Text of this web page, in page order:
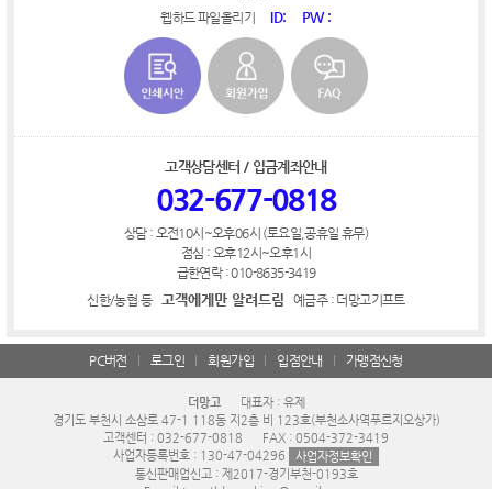
웹하드 파일올리기 ID: PW :
고객상담센터 / 입금계좌안내
032-677-0818
상담 : 오전10시~오후06시 (토요일,공휴일 휴무)
점심 : 오후12시~오후1시
급한연락 : 010-8635-3419
신한/농협 등
고객에게만 알려드림 예금주 : 더망고기프트
PC버전 로그인 회원가입 입점안내 가맹점신청
더망고
대표자 : 유제
경기도 부천시 소삼로 47-1 118동 지2층 비 123호(부천소사역푸르지오상가)
고객센터 : 032-677-0818
FAX : 0504-372-3419
사업자등록번호 : 130-47-04296
사업자정보확인
통신판매업신고 : 제2017-경기부천-0193호